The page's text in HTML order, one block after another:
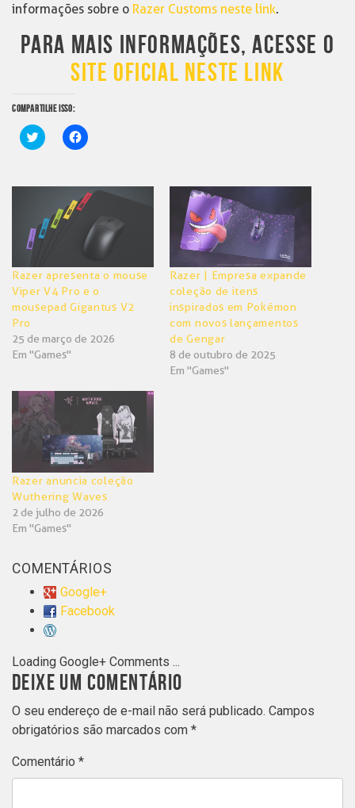
informações sobre o Razer Customs neste link.
PARA MAIS INFORMAÇÕES, ACESSE O
SITE OFICIAL NESTE LINK
COMPARTILHE ISSO:
Clique
para
em
janela)
Clique
para
em
nova
janela)
Razer apresenta o mouse
Viper V4 Pro e o
mousepad Gigantus V2
Pro
25 de março de 2026
Em "Games"
Razer | Empresa expande
coleção de itens
inspirados em Pokémon
com novos lançamentos
de Gengar
8 de outubro de 2025
Em "Games"
Razer anuncia coleção
Wuthering Waves
2 de julho de 2026
Em "Games"
COMENTÁRIOS
Google+
Facebook
Loading Google+ Comments ...
DEIXE UM COMENTÁRIO
O seu endereço de e-mail não será publicado. Campos
obrigatórios são marcados com *
Comentário *